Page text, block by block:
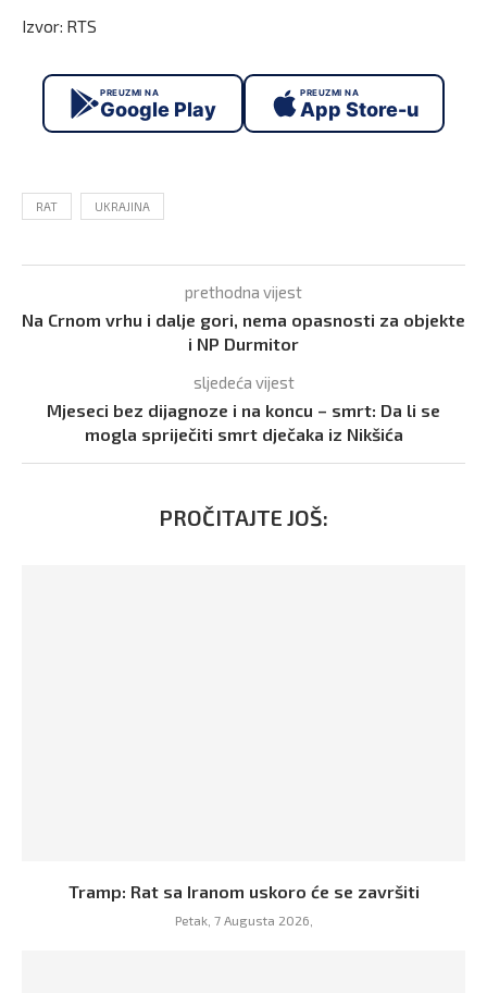
Izvor: RTS
PREUZMI NA
Google Play
PREUZMI NA
App Store-u
RAT UKRAJINA
prethodna vijest
Na Crnom vrhu i dalje gori, nema opasnosti za objekte
i NP Durmitor
sljedeća vijest
Mjeseci bez dijagnoze i na koncu – smrt: Da li se
mogla spriječiti smrt dječaka iz Nikšića
PROČITAJTE JOŠ:
Tramp: Rat sa Iranom uskoro će se završiti
Petak, 7 Augusta 2026,